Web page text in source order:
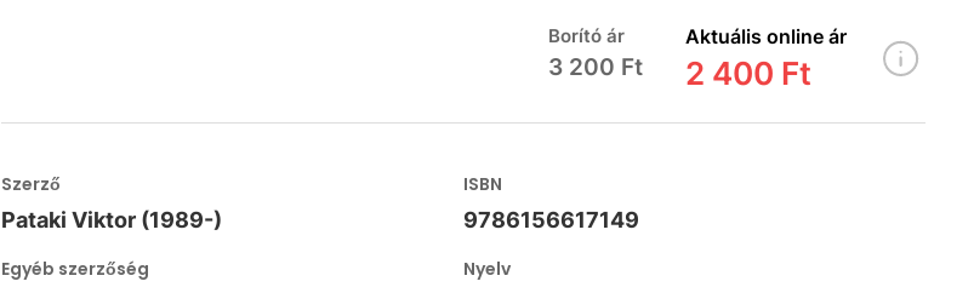
Borító ár
3 200 Ft
Aktuális online ár
2 400 Ft
Szerző
Pataki Viktor (1989-)
ISBN
9786156617149
Egyéb szerzőség Nyelv